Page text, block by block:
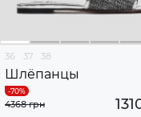
36 37 38
Шлёпанцы
4368 грн